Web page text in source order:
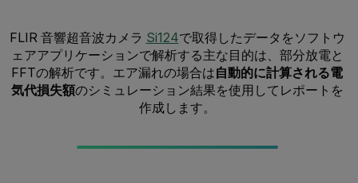
FLIR 音響超音波カメラ Si124で取得したデータをソフトウ
ェアアプリケーションで解析する主な目的は、部分放電と
FFTの解析です。エア漏れの場合は自動的に計算される電
気代損失額のシミュレーション結果を使用してレポートを
作成します。